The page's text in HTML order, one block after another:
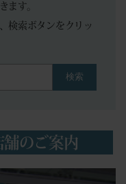
ます。
検索ボタンをクリッ
検索
舗のご案内